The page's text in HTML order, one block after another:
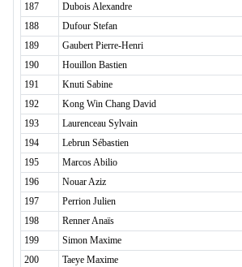
187
Dubois Alexandre
188
Dufour Stefan
189
Gaubert Pierre-Henri
190
Houillon Bastien
191
Knuti Sabine
192
Kong Win Chang David
193
Laurenceau Sylvain
194
Lebrun Sébastien
195
Marcos Abilio
196
Nouar Aziz
197
Perrion Julien
198
Renner Anaïs
199
Simon Maxime
200
Taeye Maxime